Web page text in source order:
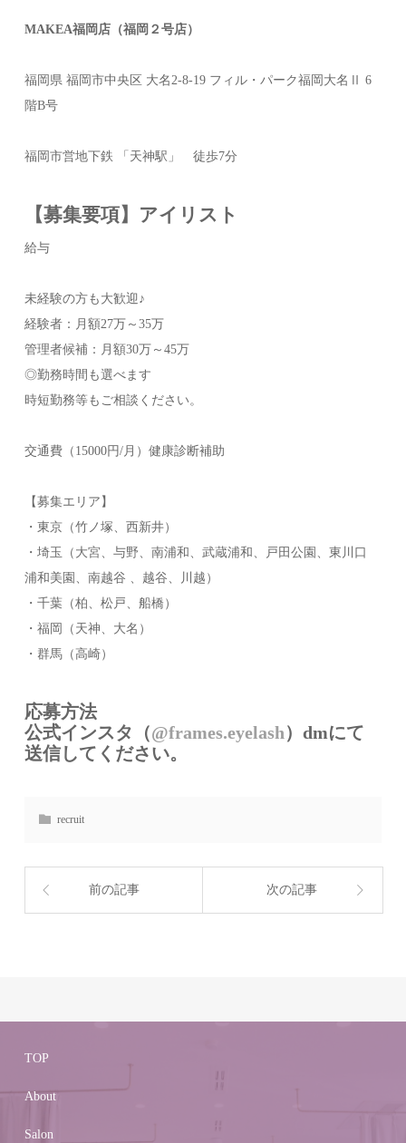
MAKEA福岡店（福岡２号店）
福岡県 福岡市中央区 大名2-8-19 フィル・パーク福岡大名Ⅱ 6
階B号
福岡市営地下鉄 「天神駅」 徒歩7分
【募集要項】アイリスト
給与
未経験の方も大歓迎♪
経験者：月額27万～35万
管理者候補：月額30万～45万
◎勤務時間も選べます
時短勤務等もご相談ください。
交通費（15000円/月）健康診断補助
【募集エリア】
・東京（竹ノ塚、西新井）
・埼玉（大宮、与野、南浦和、武蔵浦和、戸田公園、東川口
浦和美園、南越谷 、越谷、川越）
・千葉（柏、松戸、船橋）
・福岡（天神、大名）
・群馬（高崎）
応募方法
公式インスタ（@frames.eyelash）dmにて
送信してください。
recruit
前の記事 次の記事
TOP
About
Salon